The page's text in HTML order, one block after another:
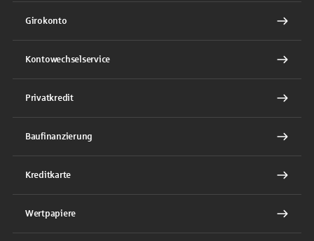
Girokonto
Kontowechselservice
Privatkredit
Baufinanzierung
Kreditkarte
Wertpapiere